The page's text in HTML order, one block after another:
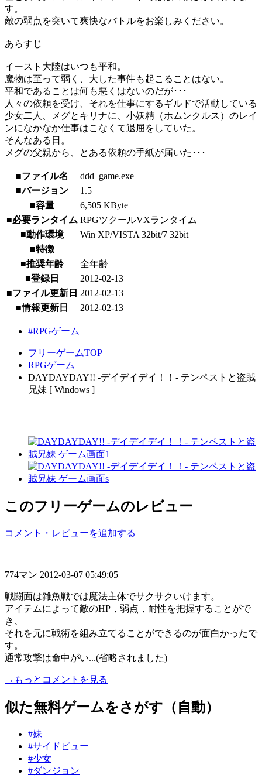
す。
敵の弱点を突いて爽快なバトルをお楽しみください。
あらすじ
イースト大陸はいつも平和。
魔物は至って弱く、大した事件も起こることはない。
平和であることは何も悪くはないのだが･･･
人々の依頼を受け、それを仕事にするギルドで活動している
少女二人、メグとキリナに、小妖精（ホムンクルス）のレイ
ンになかなか仕事はこなくて退屈をしていた。
そんなある日。
メグの父親から、とある依頼の手紙が届いた･･･
■ファイル名
ddd_game.exe
■バージョン
1.5
■容量
6,505 KByte
■必要ランタイム RPGツクールVXランタイム
■動作環境
Win XP/VISTA 32bit/7 32bit
■特徴
■推奨年齢
全年齢
■登録日
2012-02-13
■ファイル更新日 2012-02-13
■情報更新日
2012-02-13
#RPGゲーム
フリーゲームTOP
RPGゲーム
DAYDAYDAY!! -デイデイデイ！！- テンペストと盗賊
兄妹 [ Windows ]
このフリーゲームのレビュー
コメント・レビューを追加する
774マン 2012-03-07 05:49:05
戦闘面は雑魚戦では魔法主体でサクサクいけます。
アイテムによって敵のHP，弱点，耐性を把握することがで
き、
それを元に戦術を組み立てることができるのが面白かったで
す。
通常攻撃は命中がい...(省略されました)
→もっとコメントを見る
似た無料ゲームをさがす（自動）
#妹
#サイドビュー
#少女
#ダンジョン